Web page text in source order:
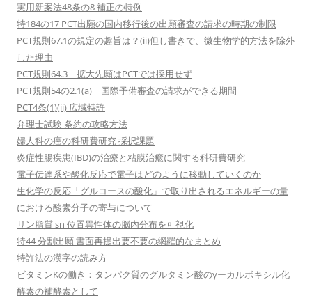
実用新案法48条の8 補正の特例
特184の17 PCT出願の国内移行後の出願審査の請求の時期の制限
PCT規則67.1の規定の趣旨は？(ii)但し書きで、微生物学的方法を除外
した理由
PCT規則64.3 拡大先願はPCTでは採用せず
PCT規則54の2.1(a) 国際予備審査の請求ができる期間
PCT4条(1)(ii) 広域特許
弁理士試験 条約の攻略方法
婦人科の癌の科研費研究 採択課題
炎症性腸疾患(IBD)の治療と粘膜治癒に関する科研費研究
電子伝達系や酸化反応で電子はどのように移動していくのか
生化学の反応「グルコースの酸化」で取り出されるエネルギーの量
における酸素分子の寄与について
リン脂質 sn 位置異性体の脳内分布を可視化
特44 分割出願 書面再提出要不要の網羅的なまとめ
特許法の漢字の読み方
ビタミンKの働き：タンパク質のグルタミン酸のγーカルボキシル化
酵素の補酵素として